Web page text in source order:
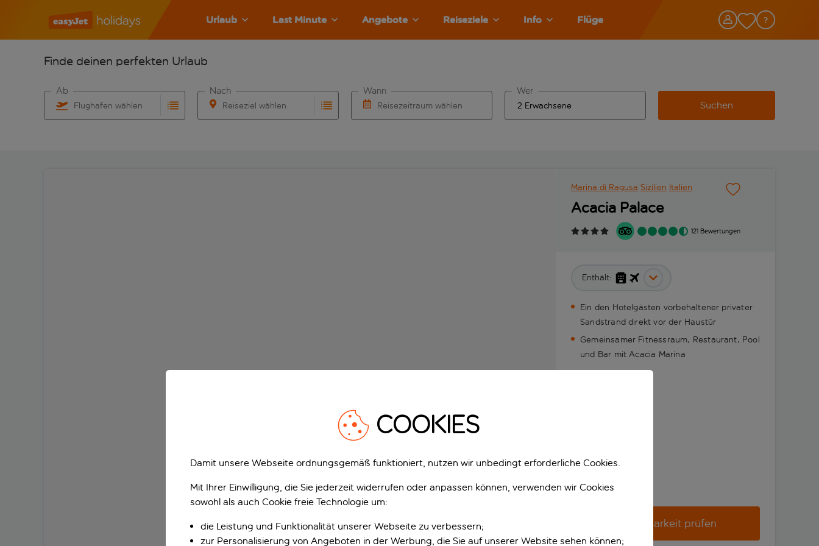
Urlaub Last Minute Angebote Reiseziele Info Flüge
Finde deinen perfekten Urlaub
Flughafen wählen
Ab
Reiseziel wählen
Nach
Reisezeitraum wählen
Wann Wer
Suchen
Marina di Ragusa Sizilien Italien
Acacia Palace
121 Bewertungen
Enthält:
Ein den Hotelgästen vorbehaltener privater
Sandstrand direkt vor der Haustür
Gemeinsamer Fitnessraum, Restaurant, Pool
und Bar mit Acacia Marina
Verfügbarkeit prüfen
COOKIES
Damit unsere Webseite ordnungsgemäß funktioniert, nutzen wir unbedingt erforderliche Cookies.
Mit Ihrer Einwilligung, die Sie jederzeit widerrufen oder anpassen können, verwenden wir Cookies
sowohl als auch Cookie freie Technologie um:
die Leistung und Funktionalität unserer Webseite zu verbessern;
zur Personalisierung von Angeboten in der Werbung, die Sie auf unserer Website sehen können;